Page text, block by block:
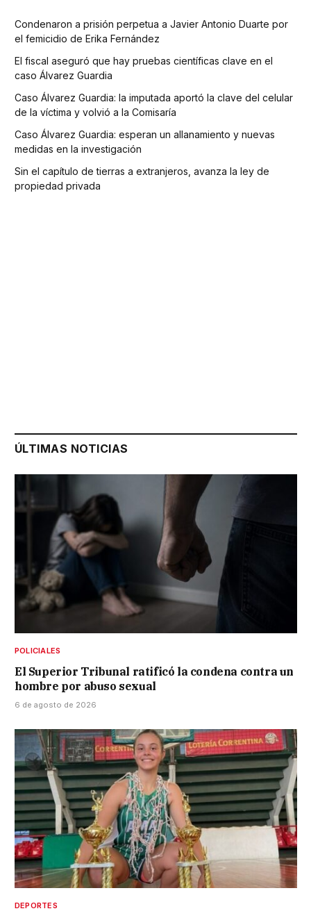
Condenaron a prisión perpetua a Javier Antonio Duarte por
el femicidio de Erika Fernández
El fiscal aseguró que hay pruebas científicas clave en el
caso Álvarez Guardia
Caso Álvarez Guardia: la imputada aportó la clave del celular
de la víctima y volvió a la Comisaría
Caso Álvarez Guardia: esperan un allanamiento y nuevas
medidas en la investigación
Sin el capítulo de tierras a extranjeros, avanza la ley de
propiedad privada
ÚLTIMAS NOTICIAS
POLICIALES
El Superior Tribunal ratificó la condena contra un
hombre por abuso sexual
6 de agosto de 2026
DEPORTES